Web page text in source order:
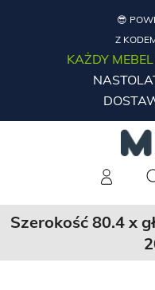
😎
Z
KAŻDY MEBEL
Szerokość 80.4 x